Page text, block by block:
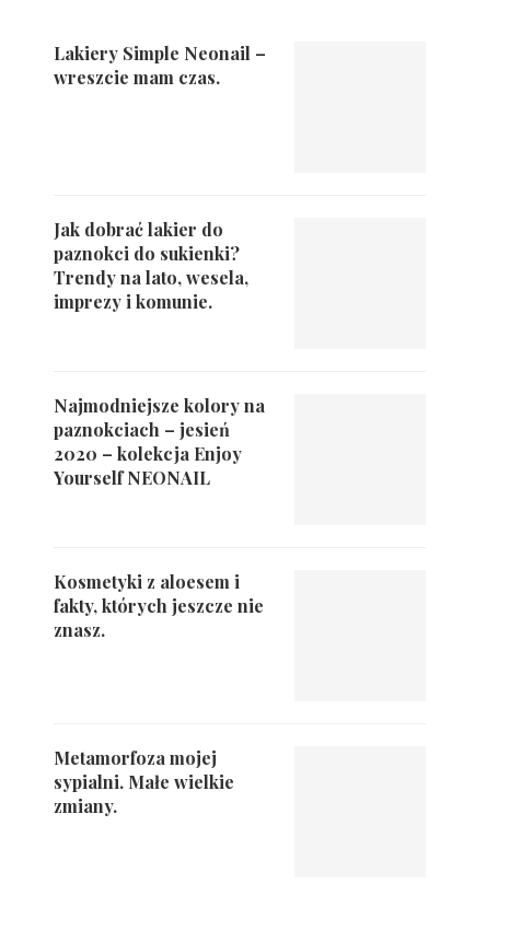
Lakiery Simple Neonail –
wreszcie mam czas.
Jak dobrać lakier do
paznokci do sukienki?
Trendy na lato, wesela,
imprezy i komunie.
Najmodniejsze kolory na
paznokciach – jesień
2020 – kolekcja Enjoy
Yourself NEONAIL
Kosmetyki z aloesem i
fakty, których jeszcze nie
znasz.
Metamorfoza mojej
sypialni. Małe wielkie
zmiany.